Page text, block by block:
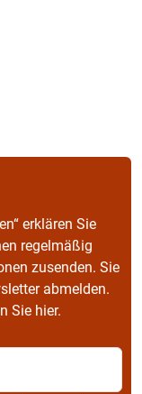
erklären Sie
regelmäßig
zusenden. Sie
abmelden.
Sie hier.